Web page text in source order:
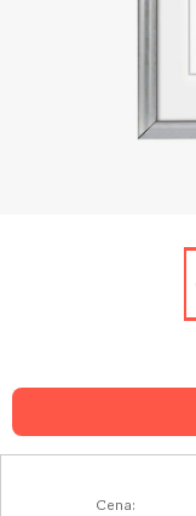
Cena: